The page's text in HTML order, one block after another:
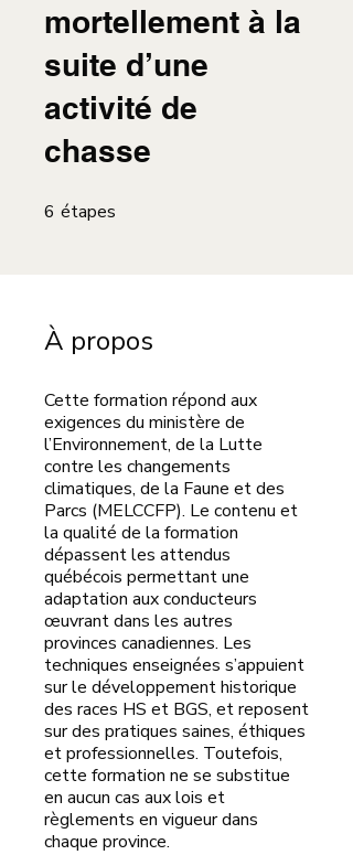
mortellement à la
suite d’une
activité de
chasse
6 étapes
À propos
Cette formation répond aux
exigences du ministère de
l’Environnement, de la Lutte
contre les changements
climatiques, de la Faune et des
Parcs (MELCCFP). Le contenu et
la qualité de la formation
dépassent les attendus
québécois permettant une
adaptation aux conducteurs
œuvrant dans les autres
provinces canadiennes. Les
techniques enseignées s’appuient
sur le développement historique
des races HS et BGS, et reposent
sur des pratiques saines, éthiques
et professionnelles. Toutefois,
cette formation ne se substitue
en aucun cas aux lois et
règlements en vigueur dans
chaque province.